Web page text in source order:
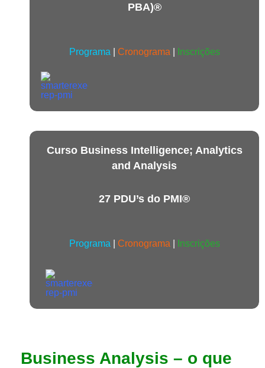
PBA)®
Programa Cronograma Inscrições
Curso Business Intelligence; Analytics
and Analysis
27 PDU’s do PMI®
Programa Cronograma Inscrições
Business Analysis – o que